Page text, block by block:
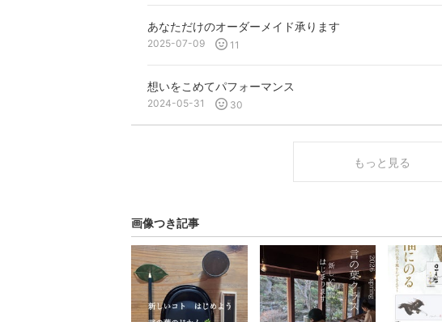
あなただけのオーダーメイド承ります
2025-07-09 11
想いをこめてパフォーマンス
2024-05-31 30
もっと見る
画像つき記事